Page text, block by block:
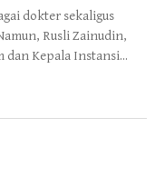
dokter sekaligus
Rusli Zainudin,
dan Kepala Instansi...